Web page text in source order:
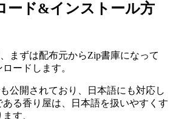
ード&インストール方
まずは配布元からZip書庫になって
ードします。
公開されており、日本語にも対応し
る香り屋は、日本語を扱いやすくす
す、